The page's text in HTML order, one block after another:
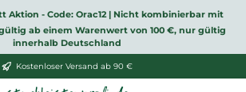
Aktion - Code: Orac12 | Nicht kombinierbar mit
ab einem Warenwert von 100 €, nur gültig
innerhalb Deutschland
Kostenloser Versand ab 90 €